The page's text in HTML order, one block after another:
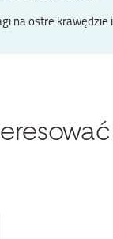
na ostre krawędzie i